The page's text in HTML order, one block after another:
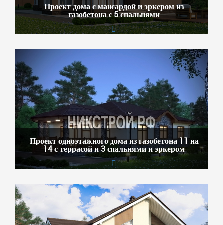
Проект дома с мансардой и эркером из
газобетона с 5 спальнями
Проект одноэтажного дома из газобетона 11 на
14 с террасой и 3 спальнями и эркером